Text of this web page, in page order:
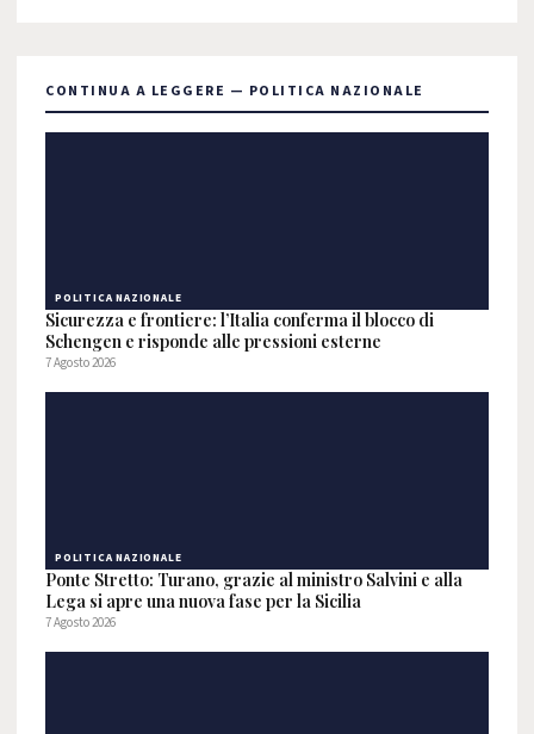
CONTINUA A LEGGERE — POLITICA NAZIONALE
POLITICA NAZIONALE
Sicurezza e frontiere: l’Italia conferma il blocco di
Schengen e risponde alle pressioni esterne
7 Agosto 2026
POLITICA NAZIONALE
Ponte Stretto: Turano, grazie al ministro Salvini e alla
Lega si apre una nuova fase per la Sicilia
7 Agosto 2026